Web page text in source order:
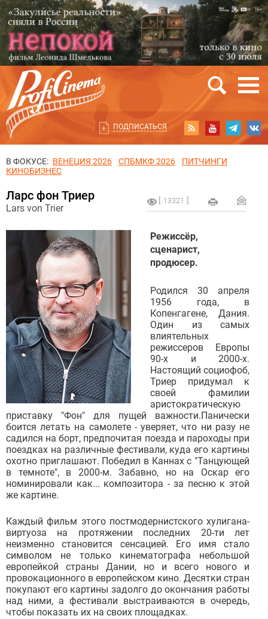
ПОДПИСАТЬСЯ
В ФОКУСЕ: ВЕНЕЦИЯ 2026 СПБМКФ 2026
ПИТЧИНГИ
КИНОБИЗНЕС
13321
Ларс фон Триер
Lars von Trier
Режиссёр,
сценарист,
продюсер.
Родился 30 апреля
1956 года, в
Копенгагене, Дания.
Один из самых
влиятельных
режиссеров Европы
90-х и 2000-х.
Настоящий социофоб,
Триер придумал к
своей фамилии
аристократическую
приставку "Фон" для пущей важности.Панически
боится летать на самолете - уверяет, что ни разу не
садился на борт, предпочитая поезда и пароходы при
поездках на различные фестивали, куда его картины
охотно приглашают. Победил в Каннах с "Танцующей
в темноте", в 2000-м. Забавно, но на Оскар его
номинировали как... композитора - за песню к этой
же картине.
Каждый фильм этого постмодернистского хулигана-
виртуоза на протяжении последних 20-ти лет
неизменно становится сенсацией. Его имя стало
символом не только кинематографа небольшой
европейкой страны Дании, но и всего нового и
провокационного в европейском кино. Десятки стран
покупают его картины задолго до окончания работы
над ними, а фестивали выстраиваются в очередь,
чтобы показать их на своих площадках.